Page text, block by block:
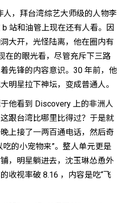
，拜台湾综艺大师级的人物李
站和油管上现在还有人看。因
大开，光怪陆离，他在圈内有
在的眼光看，尽管充斥下三路
先锋的内容意识。30 年前，他
明星拉下神坛，变成普通人。
他看到 Discovery 上的非洲人
跟台湾比哪里比得过？于是就
上接了一两百通电话，然后奇
的小宠物来”。整人单元更是
，明星躺进去，沈玉琳怂恿外
收视率破 8.16 ，内容是吃“飞